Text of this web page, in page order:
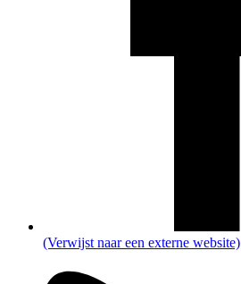
(Verwijst naar een externe website)